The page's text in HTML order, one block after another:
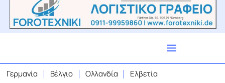
Γερμανία Βέλγιο Ολλανδία Ελβετία